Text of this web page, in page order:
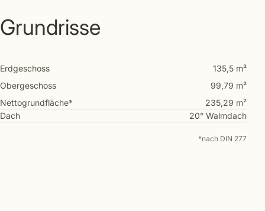
Grundrisse
Erdgeschoss
135,5 m²
Obergeschoss
99,79 m²
Nettogrundfläche*
235,29 m²
Dach
20° Walmdach
*nach DIN 277